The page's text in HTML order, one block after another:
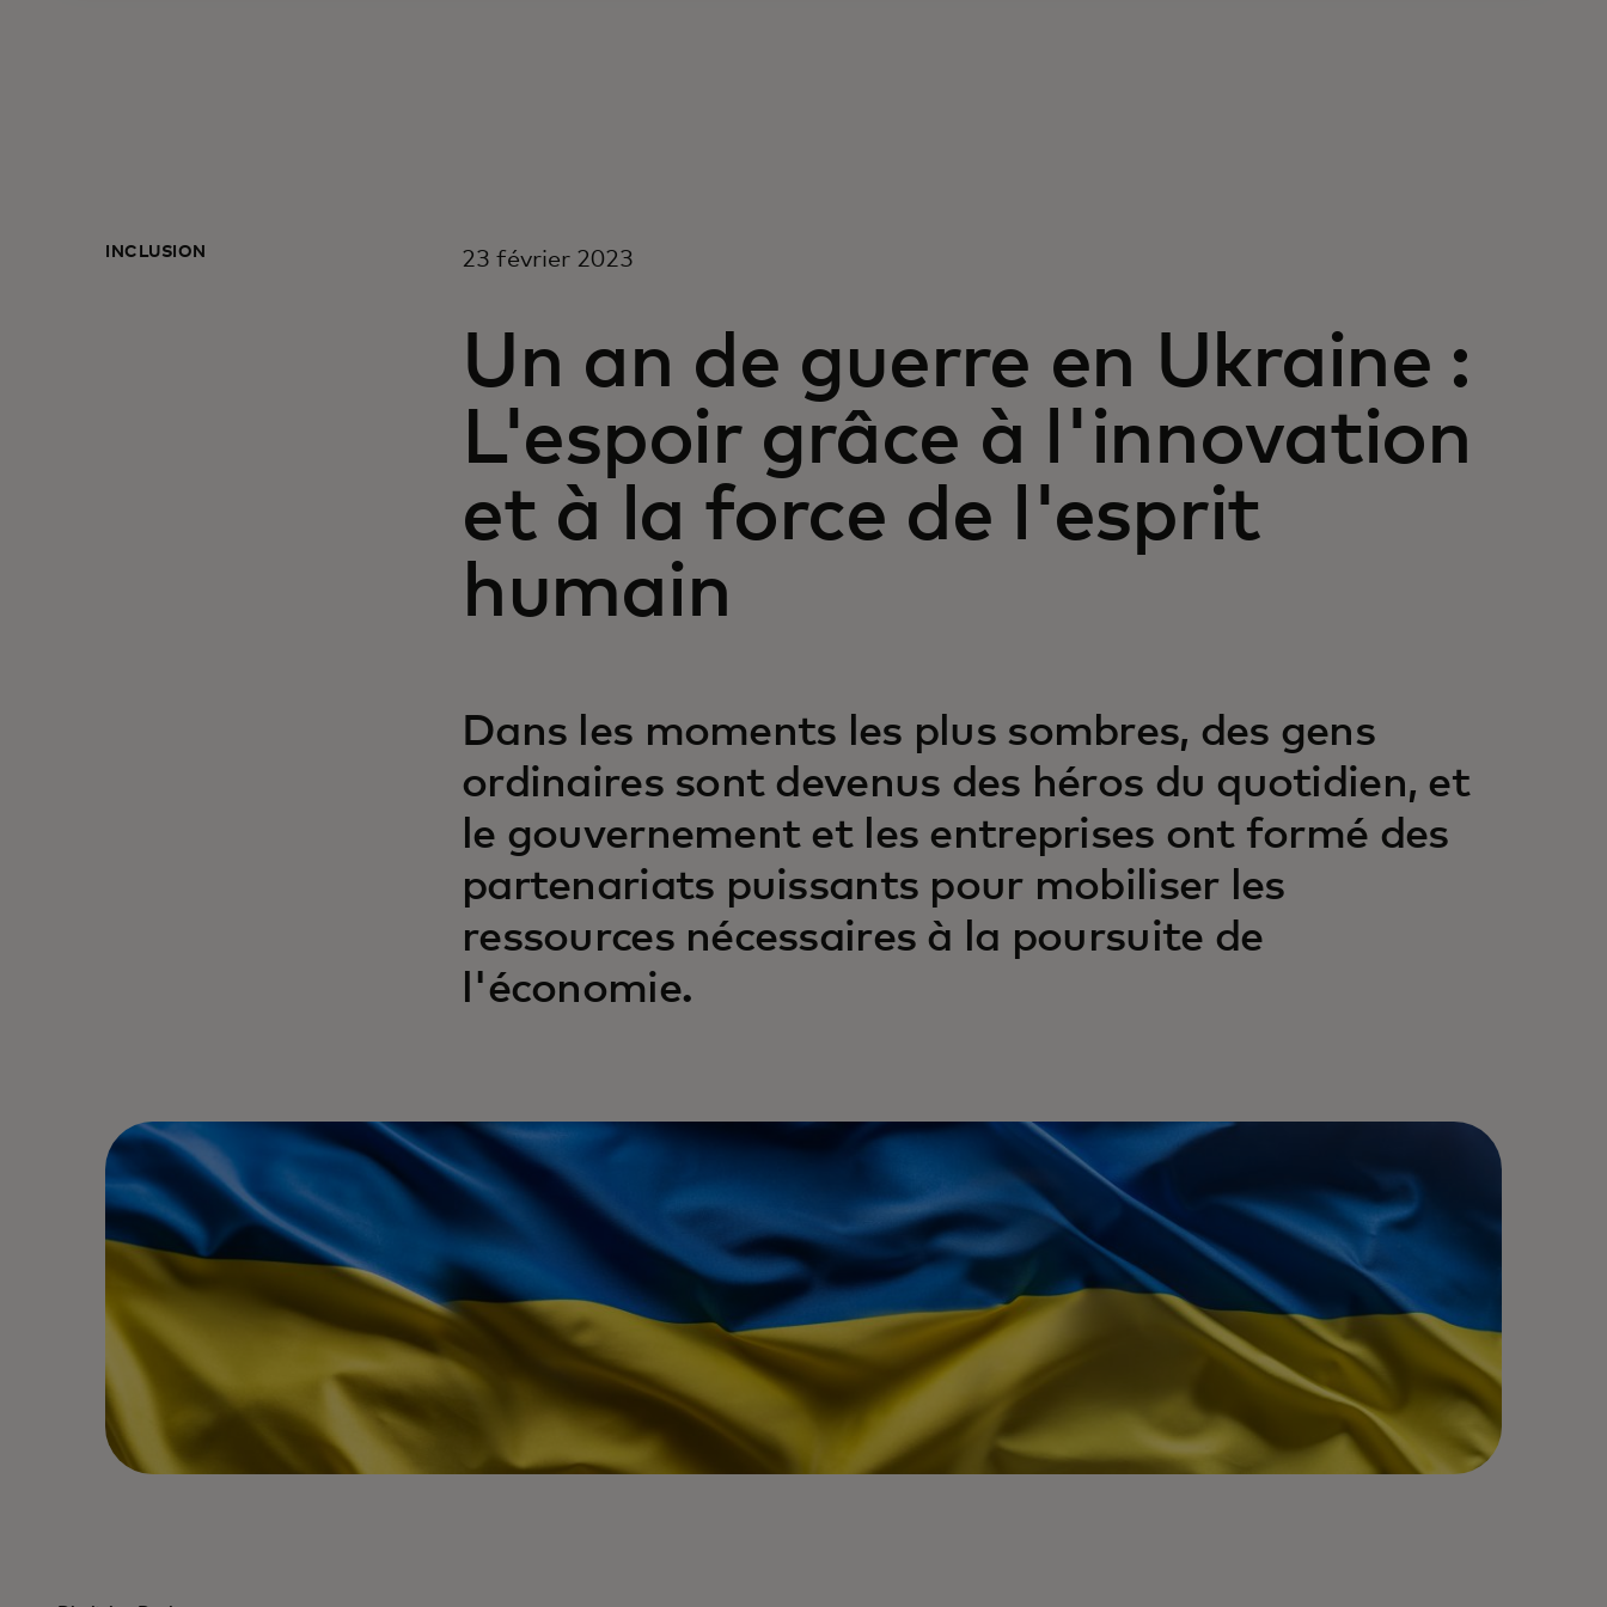
INCLUSION 23 février 2023
Un an de guerre en Ukraine :
L'espoir grâce à l'innovation
et à la force de l'esprit
humain
Dans les moments les plus sombres, des gens
ordinaires sont devenus des héros du quotidien, et
le gouvernement et les entreprises ont formé des
partenariats puissants pour mobiliser les
ressources nécessaires à la poursuite de
l'économie.